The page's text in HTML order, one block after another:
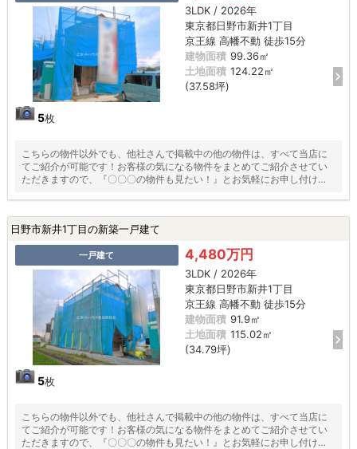
5枚
3LDK / 2026年
東京都日野市新井1丁目
京王線 高幡不動 徒歩15分
建物面積 99.36㎡
土地面積 124.22㎡
(37.58坪)
こちらの物件以外でも、他社さんで掲載中の他の物件は、すべて当店に
てご紹介が可能です！お客様の気になる物件をまとめてご紹介させてい
ただきますので、『〇〇〇の物件も見たい！』とお気軽にお申し付けく
日野市新井1丁目の新築一戸建て
一戸建て
5枚
4,480万円
3LDK / 2026年
東京都日野市新井1丁目
京王線 高幡不動 徒歩15分
建物面積 91.9㎡
土地面積 115.02㎡
(34.79坪)
こちらの物件以外でも、他社さんで掲載中の他の物件は、すべて当店に
てご紹介が可能です！お客様の気になる物件をまとめてご紹介させてい
ただきますので、『〇〇〇の物件も見たい！』とお気軽にお申し付けく